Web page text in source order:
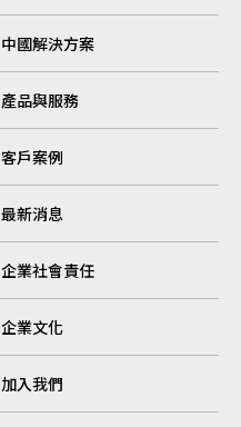
中國解決方案
產品與服務
客戶案例
最新消息
企業社會責任
企業文化
加入我們